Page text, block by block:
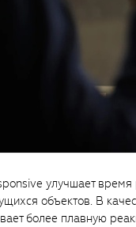
улучшает время
объектов. В
более плавную